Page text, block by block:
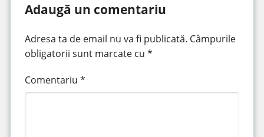
Adaugă un comentariu
Adresa ta de email nu va fi publicată. Câmpurile
obligatorii sunt marcate cu *
Comentariu *